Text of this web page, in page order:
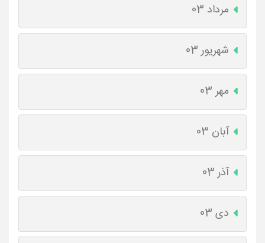
مرداد 03
شهریور 03
مهر 03
آبان 03
آذر 03
دی 03